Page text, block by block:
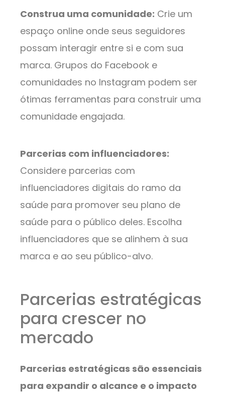
Construa uma comunidade: Crie um
espaço online onde seus seguidores
possam interagir entre si e com sua
marca. Grupos do Facebook e
comunidades no Instagram podem ser
ótimas ferramentas para construir uma
comunidade engajada.
Parcerias com influenciadores:
Considere parcerias com
influenciadores digitais do ramo da
saúde para promover seu plano de
saúde para o público deles. Escolha
influenciadores que se alinhem à sua
marca e ao seu público-alvo.
Parcerias estratégicas
para crescer no
mercado
Parcerias estratégicas são essenciais
para expandir o alcance e o impacto